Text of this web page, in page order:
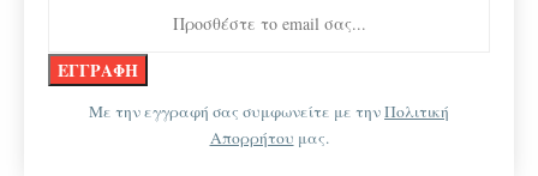
Με την εγγραφή σας συμφωνείτε με τηνΠολιτική
Απορρήτου μας.